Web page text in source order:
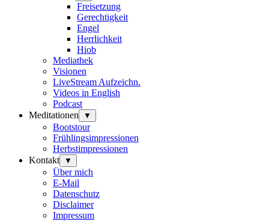
Freisetzung
Gerechtigkeit
Engel
Herrlichkeit
Hiob
Mediathek
Visionen
LiveStream Aufzeichn.
Videos in English
Podcast
Meditationen
▼
Bootstour
Frühlingsimpressionen
Herbstimpressionen
Kontakt
▼
Über mich
E-Mail
Datenschutz
Disclaimer
Impressum